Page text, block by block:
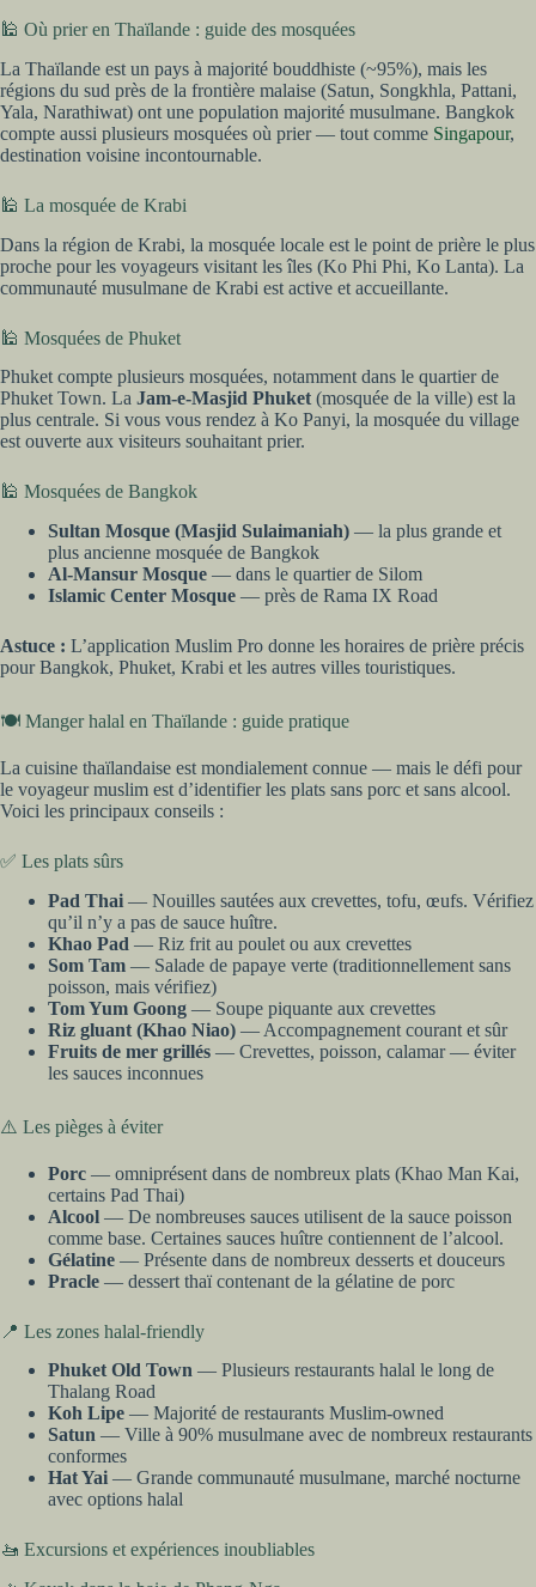
🕌 Où prier en Thaïlande : guide des mosquées
La Thaïlande est un pays à majorité bouddhiste (~95%), mais les
régions du sud près de la frontière malaise (Satun, Songkhla, Pattani,
Yala, Narathiwat) ont une population majorité musulmane. Bangkok
compte aussi plusieurs mosquées où prier — tout comme Singapour,
destination voisine incontournable.
🕌 La mosquée de Krabi
Dans la région de Krabi, la mosquée locale est le point de prière le plus
proche pour les voyageurs visitant les îles (Ko Phi Phi, Ko Lanta). La
communauté musulmane de Krabi est active et accueillante.
🕌 Mosquées de Phuket
Phuket compte plusieurs mosquées, notamment dans le quartier de
Phuket Town. La Jam-e-Masjid Phuket (mosquée de la ville) est la
plus centrale. Si vous vous rendez à Ko Panyi, la mosquée du village
est ouverte aux visiteurs souhaitant prier.
🕌 Mosquées de Bangkok
Sultan Mosque (Masjid Sulaimaniah) — la plus grande et
plus ancienne mosquée de Bangkok
Al-Mansur Mosque — dans le quartier de Silom
Islamic Center Mosque — près de Rama IX Road
Astuce : L’application Muslim Pro donne les horaires de prière précis
pour Bangkok, Phuket, Krabi et les autres villes touristiques.
🍽️ Manger halal en Thaïlande : guide pratique
La cuisine thaïlandaise est mondialement connue — mais le défi pour
le voyageur muslim est d’identifier les plats sans porc et sans alcool.
Voici les principaux conseils :
✅ Les plats sûrs
Pad Thai — Nouilles sautées aux crevettes, tofu, œufs. Vérifiez
qu’il n’y a pas de sauce huître.
Khao Pad — Riz frit au poulet ou aux crevettes
Som Tam — Salade de papaye verte (traditionnellement sans
poisson, mais vérifiez)
Tom Yum Goong — Soupe piquante aux crevettes
Riz gluant (Khao Niao) — Accompagnement courant et sûr
Fruits de mer grillés — Crevettes, poisson, calamar — éviter
les sauces inconnues
⚠️ Les pièges à éviter
Porc — omniprésent dans de nombreux plats (Khao Man Kai,
certains Pad Thai)
Alcool — De nombreuses sauces utilisent de la sauce poisson
comme base. Certaines sauces huître contiennent de l’alcool.
Gélatine — Présente dans de nombreux desserts et douceurs
Pracle — dessert thaï contenant de la gélatine de porc
📍 Les zones halal-friendly
Phuket Old Town — Plusieurs restaurants halal le long de
Thalang Road
Koh Lipe — Majorité de restaurants Muslim-owned
Satun — Ville à 90% musulmane avec de nombreux restaurants
conformes
Hat Yai — Grande communauté musulmane, marché nocturne
avec options halal
🚤 Excursions et expériences inoubliables